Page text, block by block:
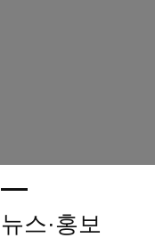
뉴스·홍보